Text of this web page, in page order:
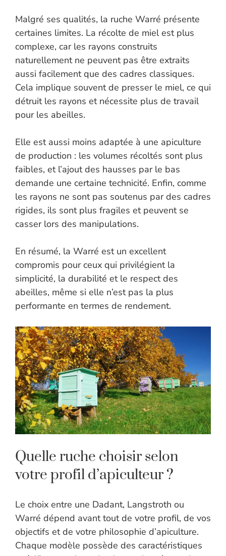
Malgré ses qualités, la ruche Warré présente
certaines limites. La récolte de miel est plus
complexe, car les rayons construits
naturellement ne peuvent pas être extraits
aussi facilement que des cadres classiques.
Cela implique souvent de presser le miel, ce qui
détruit les rayons et nécessite plus de travail
pour les abeilles.
Elle est aussi moins adaptée à une apiculture
de production : les volumes récoltés sont plus
faibles, et l’ajout des hausses par le bas
demande une certaine technicité. Enfin, comme
les rayons ne sont pas soutenus par des cadres
rigides, ils sont plus fragiles et peuvent se
casser lors des manipulations.
En résumé, la Warré est un excellent
compromis pour ceux qui privilégient la
simplicité, la durabilité et le respect des
abeilles, même si elle n’est pas la plus
performante en termes de rendement.
Quelle ruche choisir selon
votre profil d’apiculteur ?
Le choix entre une Dadant, Langstroth ou
Warré dépend avant tout de votre profil, de vos
objectifs et de votre philosophie d’apiculture.
Chaque modèle possède des caractéristiques